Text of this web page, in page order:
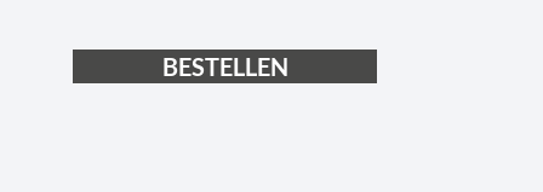
BESTELLEN